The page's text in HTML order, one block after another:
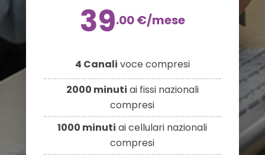
39.00€/mese
4 Canali voce compresi
2000 minuti ai fissi nazionali
compresi
1000 minuti ai cellulari nazionali
compresi